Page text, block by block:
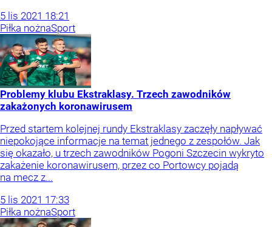
5 lis 2021 18:21
Piłka nożnaSport
Problemy klubu Ekstraklasy. Trzech zawodników
zakażonych koronawirusem
Przed startem kolejnej rundy Ekstraklasy zaczęły napływać
niepokojące informacje na temat jednego z zespołów. Jak
się okazało, u trzech zawodników Pogoni Szczecin wykryto
zakażenie koronawirusem, przez co Portowcy pojadą
na mecz z...
5 lis 2021 17:33
Piłka nożnaSport